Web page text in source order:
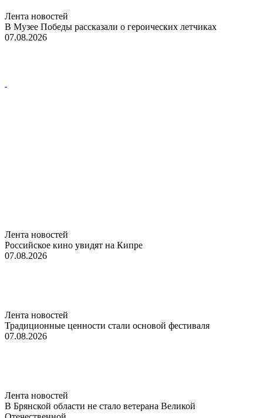
Лента новостей
В Музее Победы рассказали о героических летчиках
07.08.2026
Лента новостей
Российское кино увидят на Кипре
07.08.2026
Лента новостей
Традиционные ценности стали основой фестиваля
07.08.2026
Лента новостей
В Брянской области не стало ветерана Великой